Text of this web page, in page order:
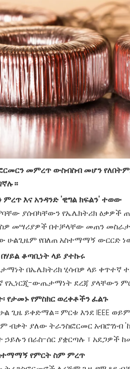
መምረጥ ውስብስብ መሆን የለበትም.
ምረጥ እና አንዳንድ 'ዊግል ክፍልን' ተወው
ያሰብካቸውን የኤሌክትሪክ ዕቃዎች
መሣሪያዎች በተቻላቸው መጠን
የበለጠ አስተማማኝ ውርርድ
ቆጣቢነት ላይ ያተኩሩ
በኤሌክትሪክ ሂሳብዎ ላይ ቀጥተኛ
የኢነርጂ-ውጤታማነት ደረጃ ያላቸውን
የታመኑ የምስክር ወረቀቶችን ፈልጉ
ጊዜ ይቀድማል። ምርቱ እንደ IEEE
ያለው ትራንስፎርመር አብሮገነብ
ኃይሉን በራስ-ሰር ያቋርጣሉ ፣ አደጋዎች
የምርት ስም ምረጥ